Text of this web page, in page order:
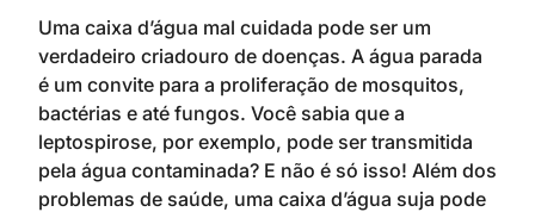
Uma caixa d’água mal cuidada pode ser um
verdadeiro criadouro de doenças. A água parada
é um convite para a proliferação de mosquitos,
bactérias e até fungos. Você sabia que a
leptospirose, por exemplo, pode ser transmitida
pela água contaminada? E não é só isso! Além dos
problemas de saúde, uma caixa d’água suja pode